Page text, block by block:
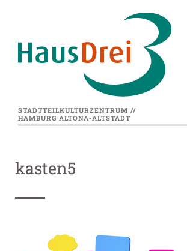
STADTTEILKULTURZENTRUM //
HAMBURG ALTONA-ALTSTADT
kasten5